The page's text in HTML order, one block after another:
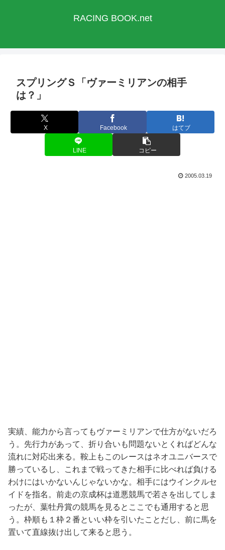
RACING BOOK.net
スプリングＳ「ヴァーミリアンの相手
は？」
X Facebook はてブ
LINE コピー
2005.03.19
実績、能力から言ってもヴァーミリアンで仕方がないだろ
う。先行力があって、折り合いも問題ないとくればどんな
流れに対応出来る。鞍上もこのレースはネオユニバースで
勝っているし、これまで戦ってきた相手に比べれば負ける
わけにはいかないんじゃないかな。相手にはウインクルセ
イドを指名。前走の京成杯は道悪競馬で若さを出してしま
ったが、葉牡丹賞の競馬を見るとここでも通用すると思
う。枠順も１枠２番といい枠を引いたことだし、前に馬を
置いて直線抜け出して来ると思う。